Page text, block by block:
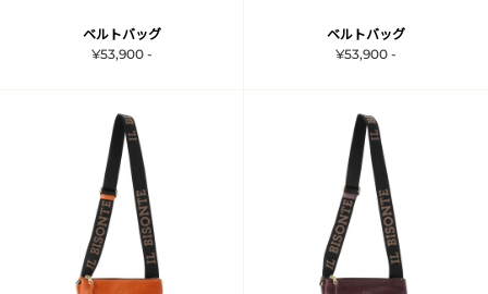
ベルトバッグ
¥53,900 -
ベルトバッグ
¥53,900 -